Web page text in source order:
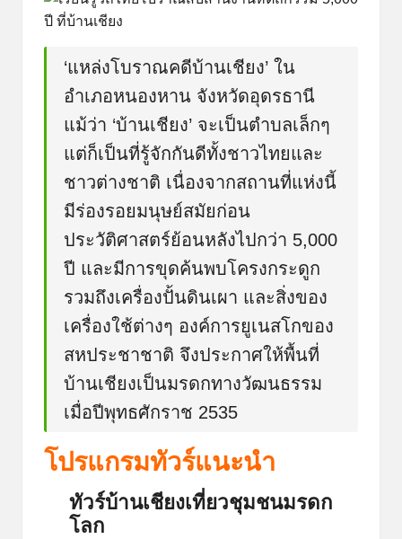
‘แหล่งโบราณคดีบ้านเชียง’ ใน
อำเภอหนองหาน จังหวัดอุดรธานี
แม้ว่า ‘บ้านเชียง’ จะเป็นตำบลเล็กๆ
แต่ก็เป็นที่รู้จักกันดีทั้งชาวไทยและ
ชาวต่างชาติ เนื่องจากสถานที่แห่งนี้
มีร่องรอยมนุษย์สมัยก่อน
ประวัติศาสตร์ย้อนหลังไปกว่า 5,000
ปี และมีการขุดค้นพบโครงกระดูก
รวมถึงเครื่องปั้นดินเผา และสิ่งของ
เครื่องใช้ต่างๆ องค์การยูเนสโกของ
สหประชาชาติ จึงประกาศให้พื้นที่
บ้านเชียงเป็นมรดกทางวัฒนธรรม
เมื่อปีพุทธศักราช 2535
โปรแกรมทัวร์แนะนำ
ทัวร์บ้านเชียงเที่ยวชุมชนมรดก
โลก